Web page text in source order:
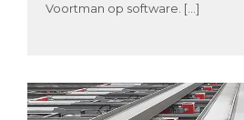
Voortman op software. […]